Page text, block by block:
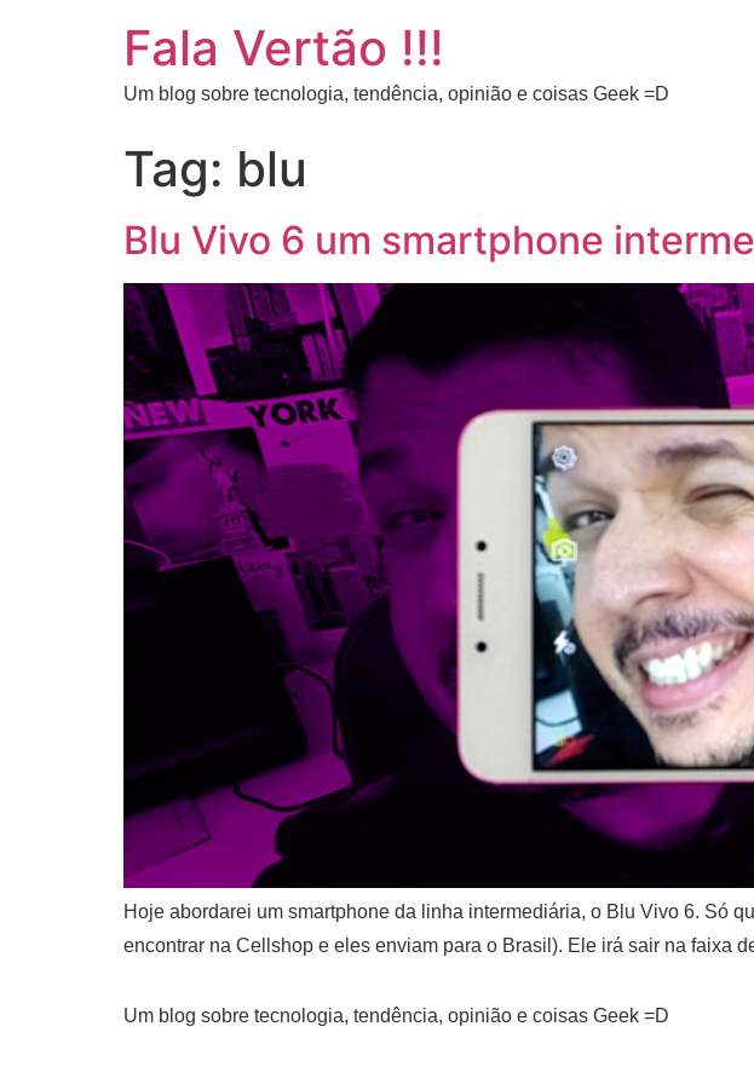
Fala Vertão !!!
Um blog sobre tecnologia, tendência, opinião e coisas Geek =D
Tag: blu
Blu Vivo 6 um smartphone
Hoje abordarei um smartphone da linha intermediária, o Blu Vivo 6. Só
encontrar na Cellshop e eles enviam para o Brasil). Ele irá sair na faixa
Um blog sobre tecnologia, tendência, opinião e coisas Geek =D